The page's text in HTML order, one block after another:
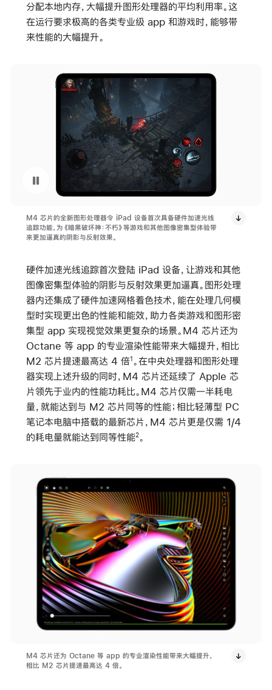
分配本地内存，大幅提升图形处理器的平均利用率。这
在运行要求极高的各类专业级 app 和游戏时，能够带
来性能的大幅提升。
暂停播放视频 在 iPad Pro 上运行游戏《暗黑破坏神：不朽》
M4 芯片的全新图形处理器令 iPad 设备首次具备硬件加速光线
追踪功能，为《暗黑破坏神：不朽》等游戏和其他图像密集型体验带
来更加逼真的阴影与反射效果。
硬件加速光线追踪首次登陆 iPad 设备，让游戏和其他
图像密集型体验的阴影与反射效果更加逼真。图形处理
器内还集成了硬件加速网格着色技术，能在处理几何模
型时实现更出色的性能和能效，助力各类游戏和图形密
集型 app 实现视觉效果更复杂的场景。M4 芯片还为
Octane 等 app 的专业渲染性能带来大幅提升，相比
M2 芯片提速最高达 4 倍1 。在中央处理器和图形处理
器实现上述升级的同时，M4 芯片还延续了 Apple 芯
片领先于业内的性能功耗比。M4 芯片仅需一半耗电
量，就能达到与 M2 芯片同等的性能；相比轻薄型 PC
笔记本电脑中搭载的最新芯片，M4 芯片更是仅需 1/4
的耗电量就能达到同等性能2。
M4 芯片还为 Octane 等 app 的专业渲染性能带来大幅提升，
相比 M2 芯片提速最高达 4 倍。